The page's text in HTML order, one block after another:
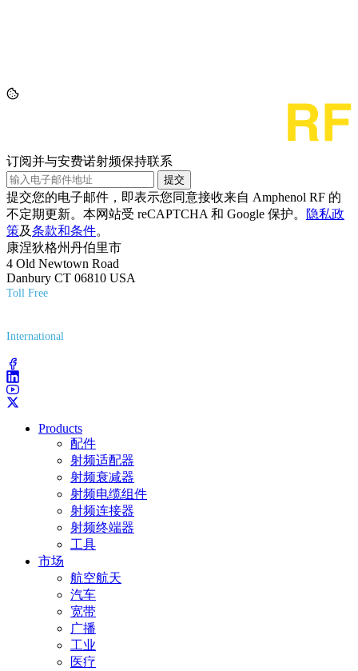
订阅并与安费诺射频保持联系
提交
提交您的电子邮件，即表示您同意接收来自 Amphenol RF 的
不定期更新。本网站受 reCAPTCHA 和 Google 保护。
隐私政
策及条款和条件。
康涅狄格州丹伯里市
4 Old Newtown Road
Danbury CT 06810 USA
Toll Free
International
Products
配件
射频适配器
射频衰减器
射频电缆组件
射频连接器
射频终端器
工具
市场
航空航天
汽车
宽带
广播
工业
医疗